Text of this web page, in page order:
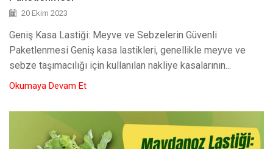
20 Ekim 2023
Geniş Kasa Lastiği: Meyve ve Sebzelerin Güvenli
Paketlenmesi Geniş kasa lastikleri, genellikle meyve ve
sebze taşımacılığı için kullanılan nakliye kasalarının...
Okumaya Devam Et